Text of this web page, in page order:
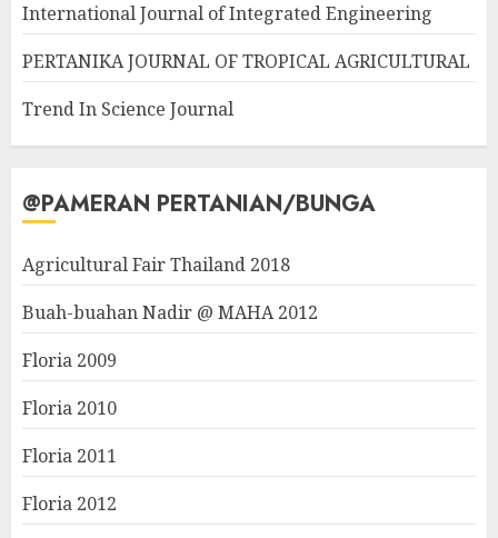
International Journal of Integrated Engineering
PERTANIKA JOURNAL OF TROPICAL AGRICULTURAL
Trend In Science Journal
@PAMERAN PERTANIAN/BUNGA
Agricultural Fair Thailand 2018
Buah-buahan Nadir @ MAHA 2012
Floria 2009
Floria 2010
Floria 2011
Floria 2012